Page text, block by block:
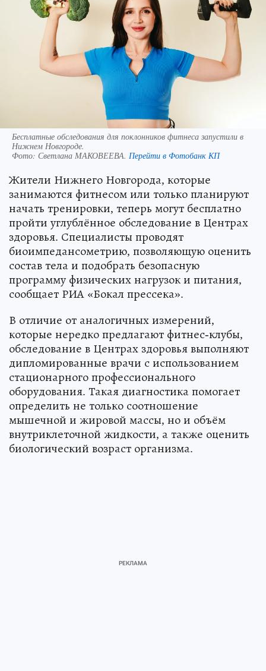
Бесплатные обследования для поклонников фитнеса запустили в
Нижнем Новгороде.
Фото: Светлана МАКОВЕЕВА. Перейти в Фотобанк КП
Жители Нижнего Новгорода, которые
занимаются фитнесом или только планируют
начать тренировки, теперь могут бесплатно
пройти углублённое обследование в Центрах
здоровья. Специалисты проводят
биоимпедансометрию, позволяющую оценить
состав тела и подобрать безопасную
программу физических нагрузок и питания,
сообщает РИА «Бокал прессека».
В отличие от аналогичных измерений,
которые нередко предлагают фитнес-клубы,
обследование в Центрах здоровья выполняют
дипломированные врачи с использованием
стационарного профессионального
оборудования. Такая диагностика помогает
определить не только соотношение
мышечной и жировой массы, но и объём
внутриклеточной жидкости, а также оценить
биологический возраст организма.